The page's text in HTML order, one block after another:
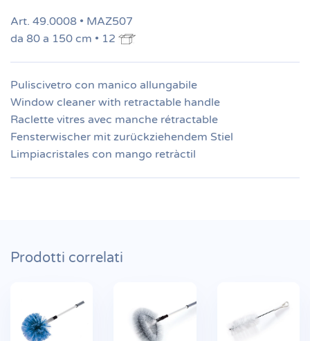
Art. 49.0008 • MAZ507
da 80 a 150 cm • 12
Puliscivetro con manico allungabile
Window cleaner with retractable handle
Raclette vitres avec manche rétractable
Fensterwischer mit zurückziehendem Stiel
Limpiacristales con mango retràctil
Prodotti correlati